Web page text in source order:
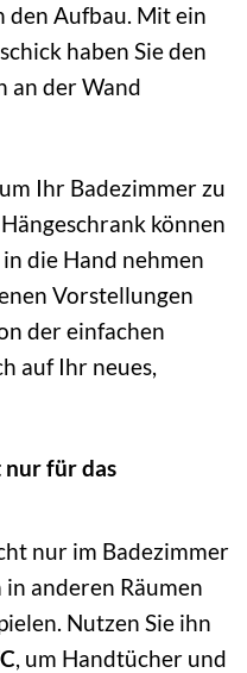
den Aufbau. Mit ein
haben Sie den
an der Wand
Ihr Badezimmer zu
können
die Hand nehmen
Vorstellungen
der einfachen
auf Ihr neues,
nur für das
nur im Badezimmer
anderen Räumen
Nutzen Sie ihn
, um Handtücher und